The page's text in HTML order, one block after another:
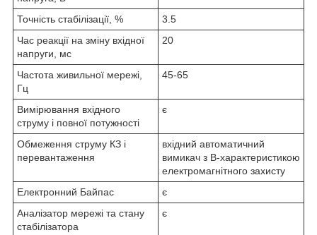
Точність стабілізації, %
3.5
Час реакції на зміну вхідної
напруги, мс
20
Частота живильної мережі,
Гц
45-65
Вимірювання вхідного
струму і повної потужності
є
Обмеження струму КЗ і
перевантаження
вхідний автоматичний
вимикач з B-характеристикою
електромагнітного захисту
Електронний Байпас
є
Аналізатор мережі та стану
стабілізатора
є